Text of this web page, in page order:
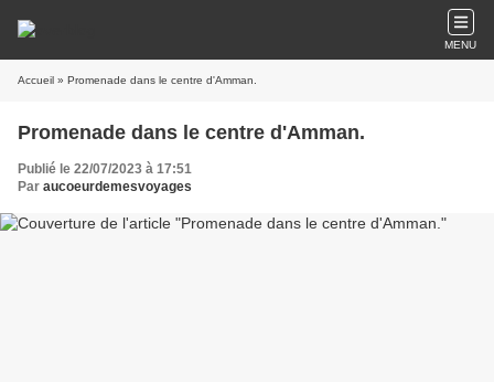
MENU
Accueil » Promenade dans le centre d'Amman.
Promenade dans le centre d'Amman.
Publié le 22/07/2023 à 17:51
Par aucoeurdemesvoyages